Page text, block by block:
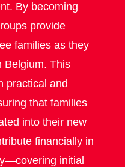
By becoming
provide
families as they
Belgium. This
practical and
that families
into their new
financially in
initial